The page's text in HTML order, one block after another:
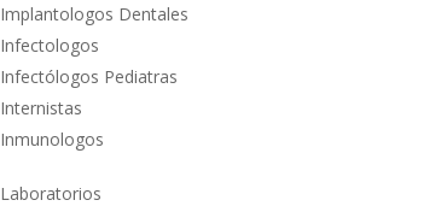
Implantologos Dentales
Infectologos
Infectólogos Pediatras
Internistas
Inmunologos
Laboratorios